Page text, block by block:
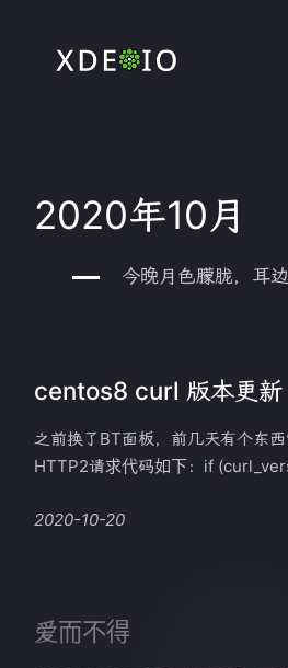
2020年10月
今晚月色朦胧，耳
centos8 curl 版本更新
之前换了BT面板，前几天有个东
HTTP2请求代码如下：if
2020-10-20
爱而不得